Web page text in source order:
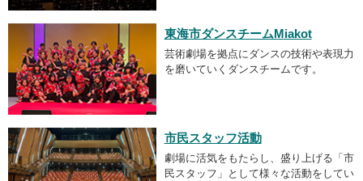
東海市ダンスチームMiakot
芸術劇場を拠点にダンスの技術や表現力
を磨いていくダンスチームです。
市民スタッフ活動
劇場に活気をもたらし、盛り上げる「市
民スタッフ」として様々な活動をしてい